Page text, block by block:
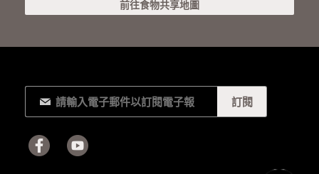
前往食物共享地圖